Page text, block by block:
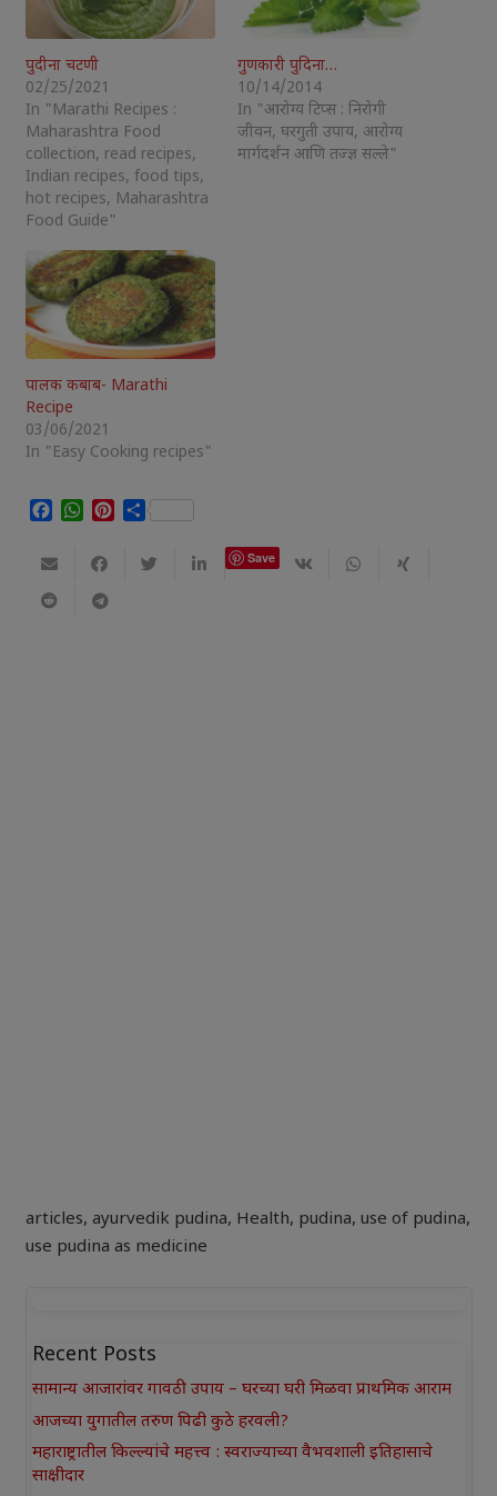
पुदीना चटणी
02/25/2021
In "Marathi Recipes :
Maharashtra Food
collection, read recipes,
Indian recipes, food tips,
hot recipes, Maharashtra
Food Guide"
गुणकारी पुदिना…
10/14/2014
In "आरोग्य टिप्स : निरोगी
जीवन, घरगुती उपाय, आरोग्य
मार्गदर्शन आणि तज्ज्ञ सल्ले"
पालक कबाब- Marathi
Recipe
03/06/2021
In "Easy Cooking recipes"
Facebook
WhatsApp
Pinterest
Share
Save
articles, ayurvedik pudina, Health, pudina, use of pudina,
use pudina as medicine
Recent Posts
सामान्य आजारांवर गावठी उपाय – घरच्या घरी मिळवा प्राथमिक आराम
आजच्या युगातील तरुण पिढी कुठे हरवली?
महाराष्ट्रातील किल्ल्यांचे महत्त्व : स्वराज्याच्या वैभवशाली इतिहासाचे
साक्षीदार